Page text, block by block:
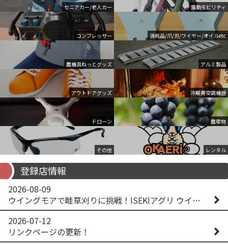
セニアカー/老人カー 電動モビリティ
コンプレッサー 消耗品/爪/刃/ワイヤー/オイルetc
農機具ねっとグッズ アルミ製品
アウトドアグッズ 冷暖房空調機器
ドローン 農産物
その他 レンタル
登録店情報
2026-08-09
ウイングモアで畦草刈りに挑戦！ISEKIアグリ ウイングモア WM746AF
2026-07-12
リンクページの更新！